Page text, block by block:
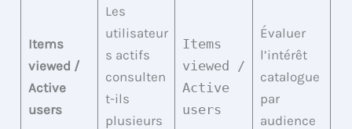
Items
viewed /
Active
users
Les
utilisateur
s actifs
consulten
t-ils
plusieurs
Items
viewed /
Active
users
Évaluer
l’intérêt
catalogue
par
audience